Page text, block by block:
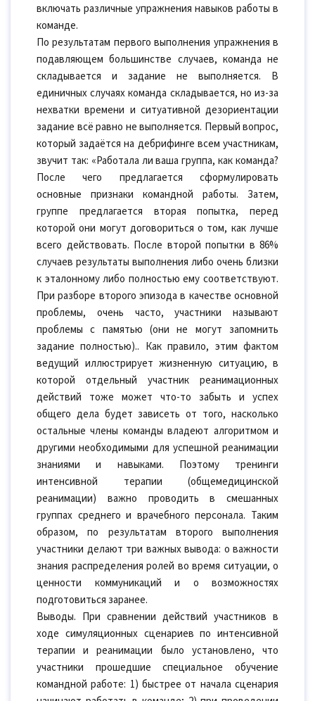
включать различные упражнения навыков работы в
команде.
По результатам первого выполнения упражнения в
подавляющем большинстве случаев, команда не
складывается и задание не выполняется. В
единичных случаях команда складывается, но из-за
нехватки времени и ситуативной дезориентации
задание всё равно не выполняется. Первый вопрос,
который задаётся на дебрифинге всем участникам,
звучит так: «Работала ли ваша группа, как команда?
После чего предлагается сформулировать
основные признаки командной работы. Затем,
группе предлагается вторая попытка, перед
которой они могут договориться о том, как лучше
всего действовать. После второй попытки в 86%
случаев результаты выполнения либо очень близки
к эталонному либо полностью ему соответствуют.
При разборе второго эпизода в качестве основной
проблемы, очень часто, участники называют
проблемы с памятью (они не могут запомнить
задание полностью).. Как правило, этим фактом
ведущий иллюстрирует жизненную ситуацию, в
которой отдельный участник реанимационных
действий тоже может что-то забыть и успех
общего дела будет зависеть от того, насколько
остальные члены команды владеют алгоритмом и
другими необходимыми для успешной реанимации
знаниями и навыками. Поэтому тренинги
интенсивной терапии (общемедицинской
реанимации) важно проводить в смешанных
группах среднего и врачебного персонала. Таким
образом, по результатам второго выполнения
участники делают три важных вывода: о важности
знания распределения ролей во время ситуации, о
ценности коммуникаций и о возможностях
подготовиться заранее.
Выводы. При сравнении действий участников в
ходе симуляционных сценариев по интенсивной
терапии и реанимации было установлено, что
участники прошедшие специальное обучение
командной работе: 1) быстрее от начала сценария